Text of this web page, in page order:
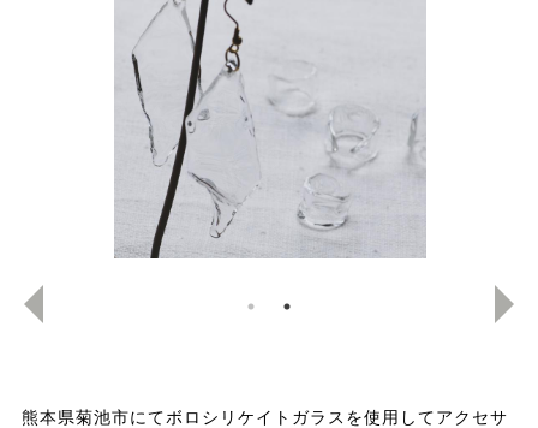
熊本県菊池市にてボロシリケイトガラスを使用してアクセサ